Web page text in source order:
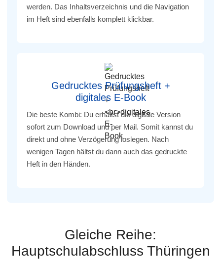
werden. Das Inhaltsverzeichnis und die Navigation
im Heft sind ebenfalls komplett klickbar.
Gedrucktes Prüfungsheft +
digitales E-Book
Die beste Kombi: Du erhältst die digitale Version
sofort zum Download und per Mail. Somit kannst du
direkt und ohne Verzögerung loslegen. Nach
wenigen Tagen hältst du dann auch das gedruckte
Heft in den Händen.
Gleiche Reihe:
Hauptschulabschluss Thüringen